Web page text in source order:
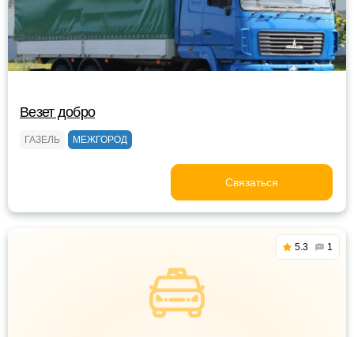
Везет добро
ГАЗЕЛЬ МЕЖГОРОД
Связаться
5.3 1